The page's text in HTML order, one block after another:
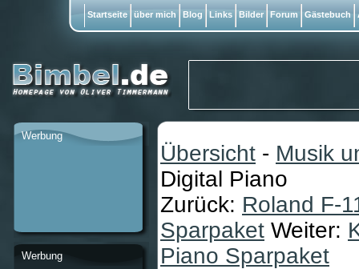
Übersicht - Musik
Digital Piano
Zurück: Roland F-
Sparpaket Weiter:
Piano Sparpaket
Werbung
Werbung
Startseite über mich Blog Links Bilder Forum Gästebuch